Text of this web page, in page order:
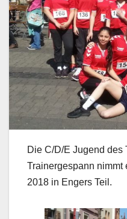
Die C/D/E Jugend
Trainergespann nimmt
2018 in Engers Teil.